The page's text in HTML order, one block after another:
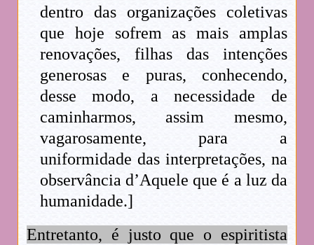
dentro das organizações coletivas
que hoje sofrem as mais amplas
renovações, filhas das intenções
generosas e puras, conhecendo,
desse modo, a necessidade de
caminharmos, assim mesmo,
vagarosamente, para a
uniformidade das interpretações, na
observância d’Aquele que é a luz da
humanidade.]
Entretanto, é justo que o espiritista